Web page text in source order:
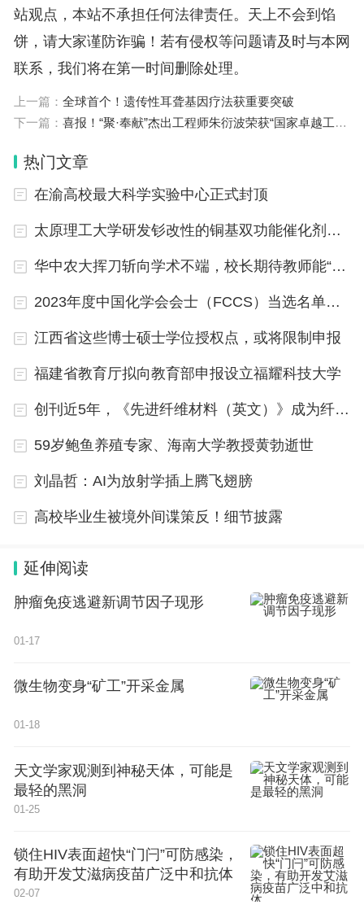
站观点，本站不承担任何法律责任。天上不会到馅
饼，请大家谨防诈骗！若有侵权等问题请及时与本网
联系，我们将在第一时间删除处理。
上一篇： 全球首个！遗传性耳聋基因疗法获重要突破
下一篇： 喜报！“聚·奉献”杰出工程师朱衍波荣获“国家卓越工程师”称号
热门文章
在渝高校最大科学实验中心正式封顶
太原理工大学研发钐改性的铜基双功能催化剂体系
华中农大挥刀斩向学术不端，校长期待教师能“真做学问，做真学问”
2023年度中国化学会会士（FCCS）当选名单公布
江西省这些博士硕士学位授权点，或将限制申报
福建省教育厅拟向教育部申报设立福耀科技大学
创刊近5年，《先进纤维材料（英文）》成为纤维材料及纺织领域重要国际期刊之一
59岁鲍鱼养殖专家、海南大学教授黄勃逝世
刘晶哲：AI为放射学插上腾飞翅膀
高校毕业生被境外间谍策反！细节披露
延伸阅读
肿瘤免疫逃避新调节因子现形
01-17
微生物变身“矿工”开采金属
01-18
天文学家观测到神秘天体，可能是
最轻的黑洞
01-25
锁住HIV表面超快“门闩”可防感染，
有助开发艾滋病疫苗广泛中和抗体
02-07